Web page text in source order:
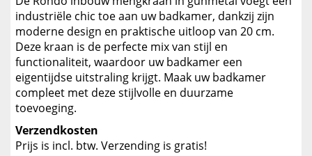
industriële chic toe aan uw badkamer, dankzij zijn
moderne design en praktische uitloop van 20 cm.
Deze kraan is de perfecte mix van stijl en
functionaliteit, waardoor uw badkamer een
eigentijdse uitstraling krijgt. Maak uw badkamer
compleet met deze stijlvolle en duurzame
toevoeging.
Verzendkosten
Prijs is incl. btw. Verzending is gratis!